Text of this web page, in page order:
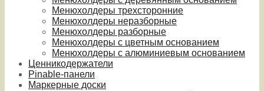
Менюхолдеры трехсторонние
Менюхолдеры неразборные
Менюхолдеры разборные
Менюхолдеры с цветным основанием
Менюхолдеры с алюминиевым основанием
Ценникодержатели
Pinable-панели
Маркерные доски